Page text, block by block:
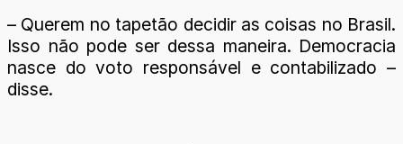
– Querem no tapetão decidir as coisas no Brasil.
Isso não pode ser dessa maneira. Democracia
nasce do voto responsável e contabilizado –
disse.